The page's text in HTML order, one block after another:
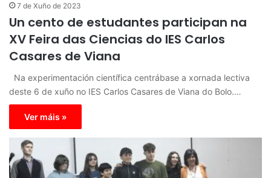
7 de Xuño de 2023
Un cento de estudantes participan na
XV Feira das Ciencias do IES Carlos
Casares de Viana
Na experimentación científica centrábase a xornada lectiva
deste 6 de xuño no IES Carlos Casares de Viana do Bolo.…
Ver máis »